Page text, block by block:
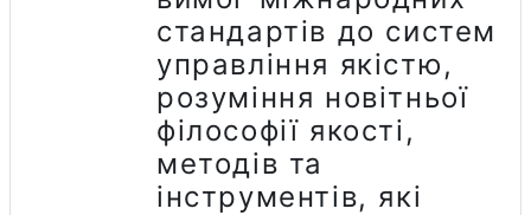
стандартів до систем
управління якістю,
розуміння новітньої
філософії якості,
методів та
інструментів, які